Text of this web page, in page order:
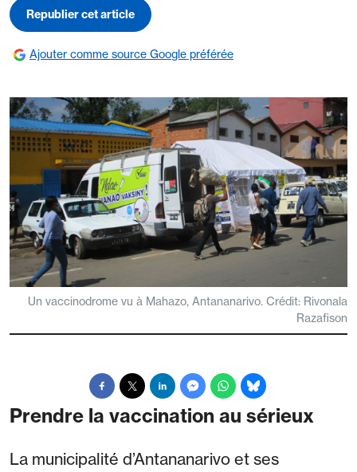
Republier cet article
Ajouter comme source Google préférée
Un vaccinodrome vu à Mahazo, Antananarivo. Crédit: Rivonala
Razafison
Prendre la vaccination au sérieux
La municipalité d’Antananarivo et ses